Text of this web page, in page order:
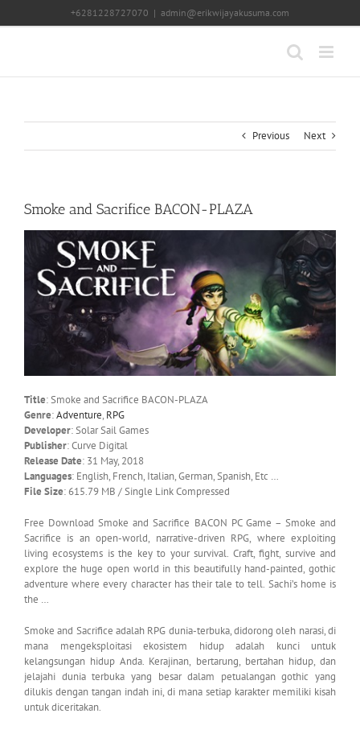
+6281228727070 | admin@erikwijayakusuma.com
Previous Next
Smoke and Sacrifice BACON-PLAZA
Title: Smoke and Sacrifice BACON-PLAZA
Genre:Adventure, RPG
Developer: Solar Sail Games
Publisher: Curve Digital
Release Date: 31 May, 2018
Languages: English, French, Italian, German, Spanish, Etc …
File Size: 615.79 MB / Single Link Compressed
Free Download Smoke and Sacrifice BACON PC Game – Smoke and
Sacrifice is an open-world, narrative-driven RPG, where exploiting
living ecosystems is the key to your survival. Craft, fight, survive and
explore the huge open world in this beautifully hand-painted, gothic
adventure where every character has their tale to tell. Sachi’s home is
the …
Smoke and Sacrifice adalah RPG dunia-terbuka, didorong oleh narasi, di
mana mengeksploitasi ekosistem hidup adalah kunci untuk
kelangsungan hidup Anda. Kerajinan, bertarung, bertahan hidup, dan
jelajahi dunia terbuka yang besar dalam petualangan gothic yang
dilukis dengan tangan indah ini, di mana setiap karakter memiliki kisah
untuk diceritakan.